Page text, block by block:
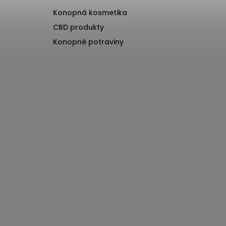
Konopná kosmetika
CBD produkty
Konopné potraviny